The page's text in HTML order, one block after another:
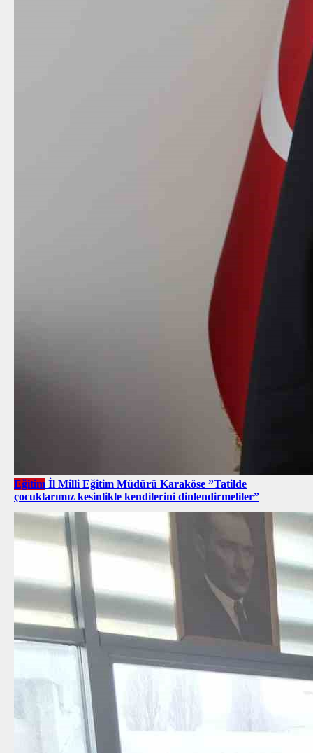
Eğitim İl Milli Eğitim Müdürü Karaköse ”Tatilde
çocuklarımız kesinlikle kendilerini dinlendirmeliler”